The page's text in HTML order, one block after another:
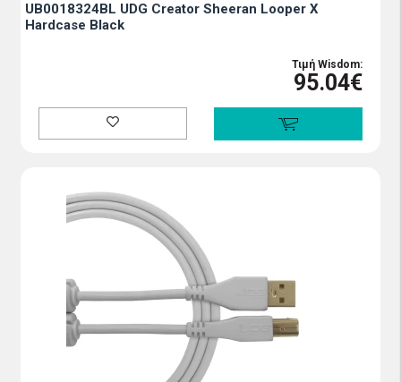
UB0018324BL UDG Creator Sheeran Looper X
Hardcase Black
Τιμή Wisdom:
95.04€